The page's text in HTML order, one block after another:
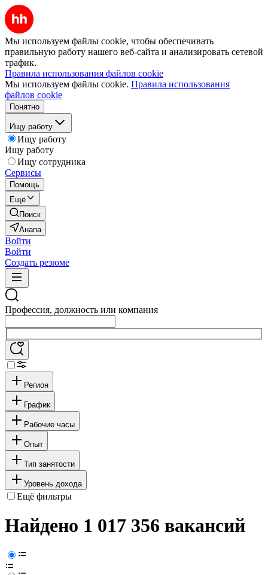
Мы используем файлы cookie, чтобы обеспечивать
правильную работу нашего веб-сайта и анализировать сетевой
трафик.
Правила использования файлов cookie
Мы используем файлы cookie. Правила использования
файлов cookie
Понятно
Ищу работу
Ищу работу
Ищу работу
Ищу сотрудника
Сервисы
Помощь
Ещё
Поиск
Анапа
Войти
Войти
Создать резюме
Профессия, должность или компания
Регион
График
Рабочие часы
Опыт
Тип занятости
Уровень дохода
Ещё фильтры
Найдено 1 017 356 вакансий